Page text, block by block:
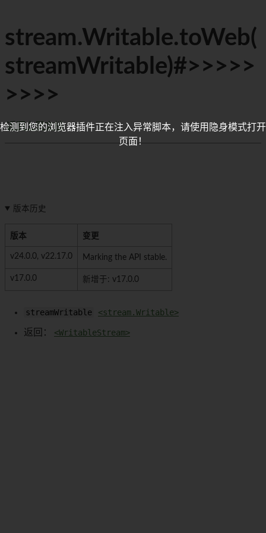
stream.Writable.toWeb(
streamWritable)#>>>>>
>>>>
返回上层文档
版本历史
版本 变更
v24.0.0, v22.17.0 Marking the API stable.
v17.0.0 新增于: v17.0.0
streamWritable <stream.Writable>
返回： <WritableStream>
检测到您的浏览器插件正在注入异常脚本，请使用隐身模式打开
页面！